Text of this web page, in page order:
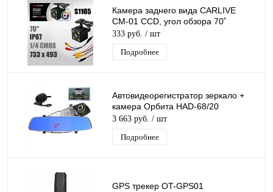
Камера заднего вида CARLIVE
СМ-01 CCD, угол обзора 70˚
333 руб. / шт
Подробнее
Автовидеорегистратор зеркало +
камера Орбита HAD-68/20
3 663 руб. / шт
Подробнее
GPS трекер OT-GPS01